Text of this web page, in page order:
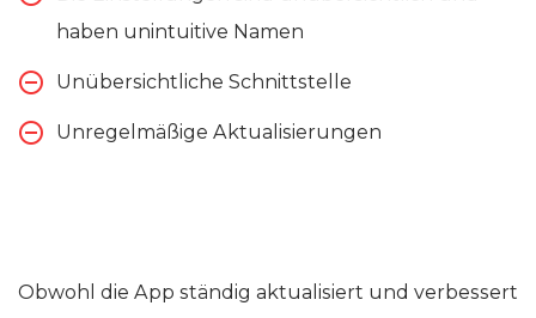
haben unintuitive Namen
Unübersichtliche Schnittstelle
Unregelmäßige Aktualisierungen
Obwohl die App ständig aktualisiert und verbessert